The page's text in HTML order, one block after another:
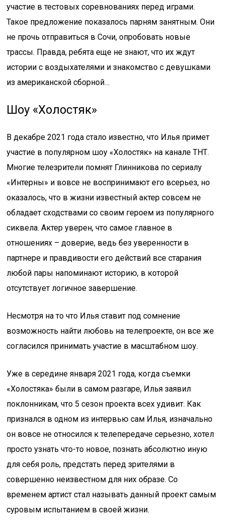
участие в тестовых соревнованиях перед играми.
Такое предложение показалось парням занятным. Они
не прочь отправиться в Сочи, опробовать новые
трассы. Правда, ребята еще не знают, что их ждут
истории с воздыхателями и знакомство с девушками
из американской сборной…
Шоу «Холостяк»
В декабре 2021 года стало известно, что Илья примет
участие в популярном шоу «Холостяк» на канале ТНТ.
Многие телезрители помнят Глинникова по сериалу
«Интерны» и вовсе не воспринимают его всерьез, но
оказалось, что в жизни известный актер совсем не
обладает сходствами со своим героем из популярного
сиквела. Актер уверен, что самое главное в
отношениях – доверие, ведь без уверенности в
партнере и правдивости его действий все старания
любой пары напоминают историю, в которой
отсутствует логичное завершение.
Несмотря на то что Илья ставит под сомнение
возможность найти любовь на телепроекте, он все же
согласился принимать участие в масштабном шоу.
Уже в середине января 2021 года, когда съемки
«Холостяка» были в самом разгаре, Илья заявил
поклонникам, что 5 сезон проекта всех удивит. Как
признался в одном из интервью сам Илья, изначально
он вовсе не относился к телепередаче серьезно, хотел
просто узнать что-то новое, познать абсолютно иную
для себя роль, предстать перед зрителями в
совершенно неизвестном для них образе. Со
временем артист стал называть данный проект самым
суровым испытанием в своей жизни.